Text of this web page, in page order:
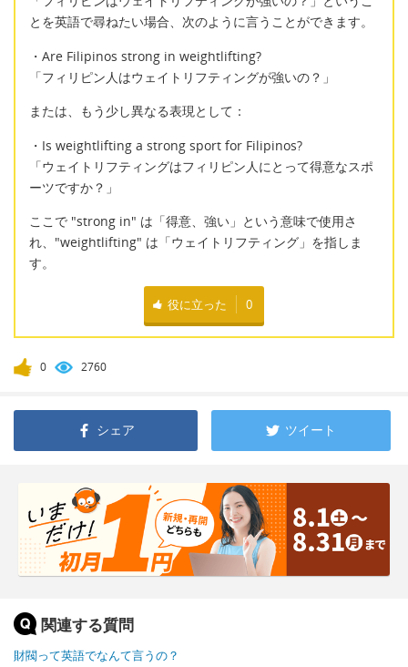
とを英語で尋ねたい場合、次のように言うことができます。
・Are Filipinos strong in weightlifting?
「フィリピン人はウェイトリフティングが強いの？」
または、もう少し異なる表現として：
・Is weightlifting a strong sport for Filipinos?
「ウェイトリフティングはフィリピン人にとって得意なスポ
ーツですか？」
ここで "strong in" は「得意、強い」という意味で使用さ
れ、"weightlifting" は「ウェイトリフティング」を指しま
す。
役に立った 0
0 2760
シェア ツイート
関連する質問
財閥って英語でなんて言うの？